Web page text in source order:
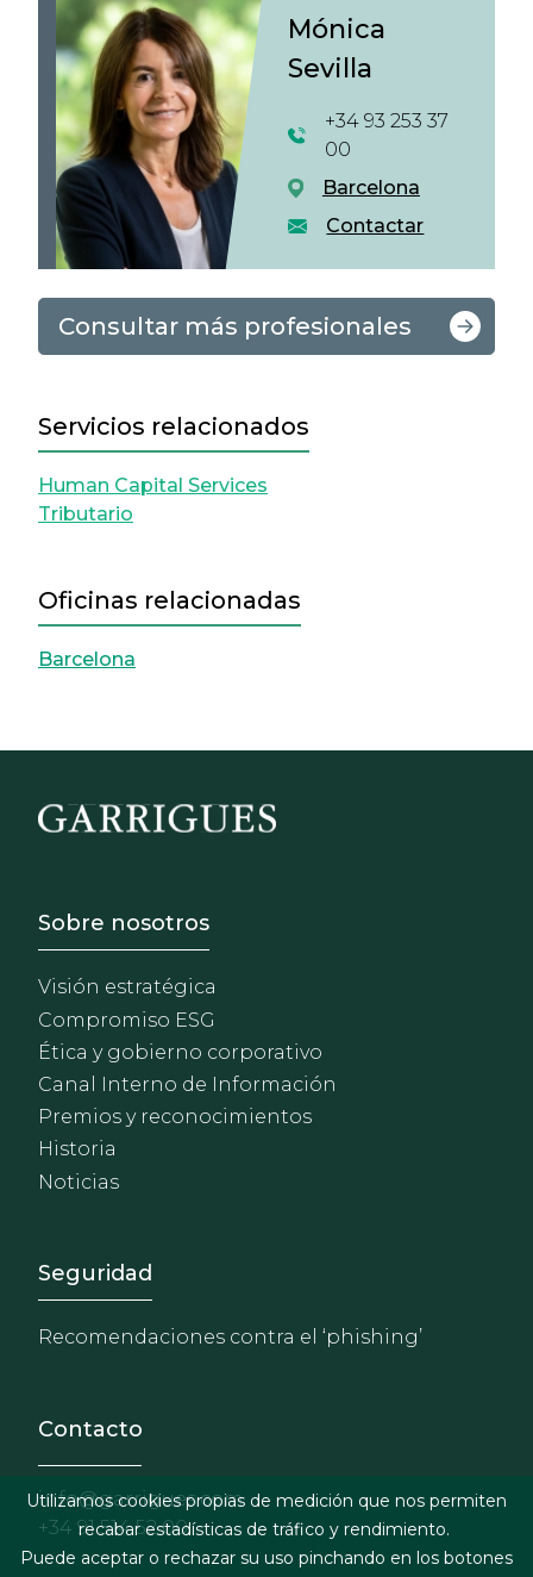
Mónica
Sevilla
+34 93 253 37
00
Barcelona
Contactar
Consultar más profesionales
Servicios relacionados
Human Capital Services
Tributario
Oficinas relacionadas
Barcelona
Footer - Sobre Nosotros
Sobre nosotros
Visión estratégica
Compromiso ESG
Ética y gobierno corporativo
Canal Interno de Información
Premios y reconocimientos
Historia
Noticias
Footer - Extranet y
Seguridad
Recomendaciones contra el ‘phishing’
Contacto
info@garrigues.com
+34 91 514 52 00
Utilizamos cookies propias de medición que nos permiten
recabar estadísticas de tráfico y rendimiento.
Puede aceptar o rechazar su uso pinchando en los botones